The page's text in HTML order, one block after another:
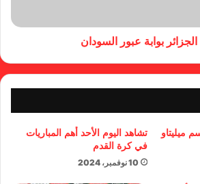
الجزائر بوابة عبور السودان
ميليتاو
تشاهد اليوم الأحد أهم المباريات
في كرة القدم
10 نوفمبر، 2024